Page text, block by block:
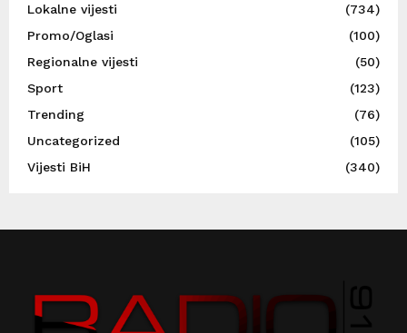
Lokalne vijesti
(734)
Promo/Oglasi
(100)
Regionalne vijesti
(50)
Sport
(123)
Trending
(76)
Uncategorized
(105)
Vijesti BiH
(340)